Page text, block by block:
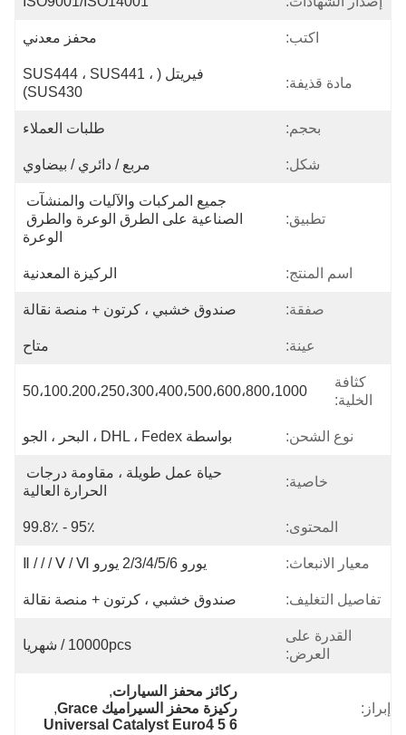
اكتب: محفز معدني
مادة قذيفة:
فيريتل (SUS444 ، SUS441 ،
SUS430)
بحجم: طلبات العملاء
شكل: مربع / دائري / بيضاوي
تطبيق:
جميع المركبات والآليات والمنشآت
الصناعية على الطرق الوعرة والطرق
الوعرة
اسم المنتج: الركيزة المعدنية
صفقة: صندوق خشبي ، كرتون + منصة نقالة
عينة: متاح
كثافة
الخلية:
50،100.200،250،300،400،500،600،800،1000
نوع الشحن: بواسطة DHL ، Fedex ، البحر ، الجو
خاصية:
حياة عمل طويلة ، مقاومة درجات
الحرارة العالية
المحتوى: 95٪ - 99.8٪
معيار الانبعاث: يورو 2/3/4/5/6 يورو Ⅱ / / / Ⅴ / Ⅵ
تفاصيل التغليف: صندوق خشبي ، كرتون + منصة نقالة
القدرة على
العرض:
10000pcs / شهريا
إبراز:
ركائز محفز السيارات,
ركيزة محفز السيراميك Grace
,
Universal Catalyst Euro4 5 6